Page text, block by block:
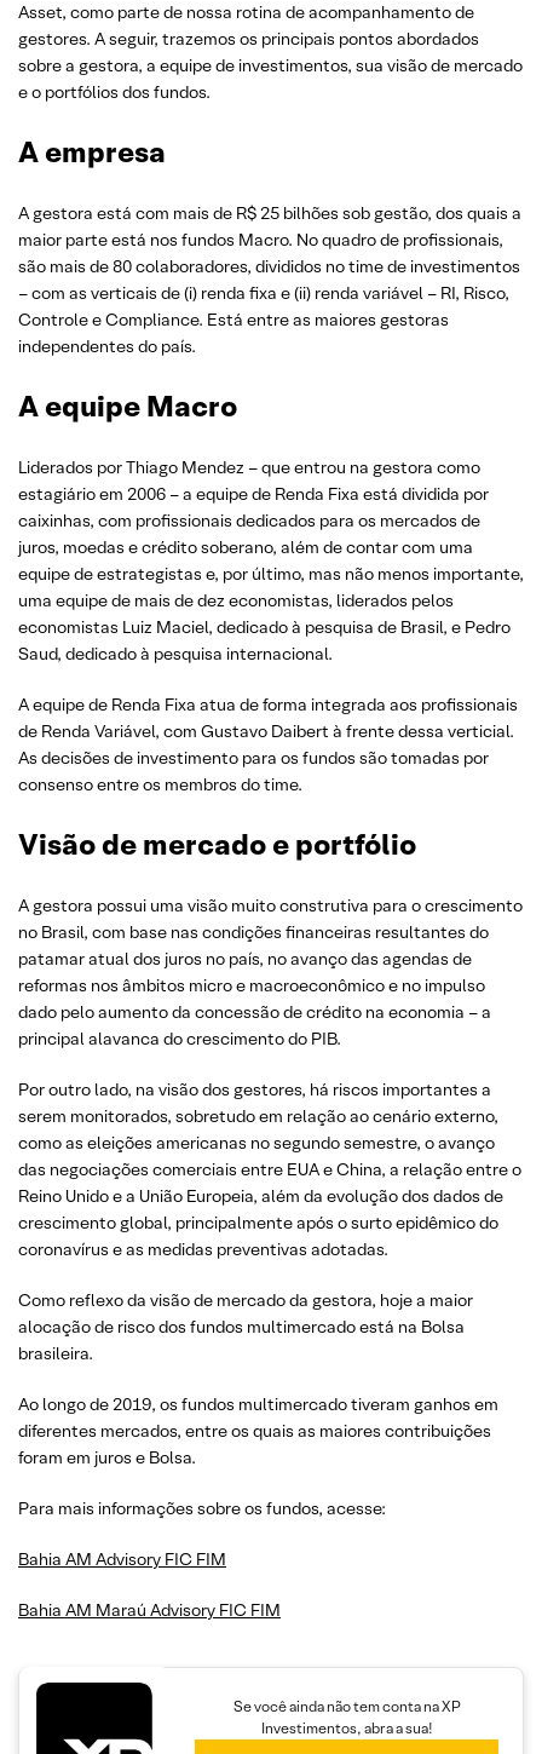
Asset, como parte de nossa rotina de acompanhamento de
gestores. A seguir, trazemos os principais pontos abordados
sobre a gestora, a equipe de investimentos, sua visão de mercado
e o portfólios dos fundos.
A empresa
A gestora está com mais de R$ 25 bilhões sob gestão, dos quais a
maior parte está nos fundos Macro. No quadro de profissionais,
são mais de 80 colaboradores, divididos no time de investimentos
– com as verticais de (i) renda fixa e (ii) renda variável – RI, Risco,
Controle e Compliance. Está entre as maiores gestoras
independentes do país.
A equipe Macro
Liderados por Thiago Mendez – que entrou na gestora como
estagiário em 2006 – a equipe de Renda Fixa está dividida por
caixinhas, com profissionais dedicados para os mercados de
juros, moedas e crédito soberano, além de contar com uma
equipe de estrategistas e, por último, mas não menos importante,
uma equipe de mais de dez economistas, liderados pelos
economistas Luiz Maciel, dedicado à pesquisa de Brasil, e Pedro
Saud, dedicado à pesquisa internacional.
A equipe de Renda Fixa atua de forma integrada aos profissionais
de Renda Variável, com Gustavo Daibert à frente dessa verticial.
As decisões de investimento para os fundos são tomadas por
consenso entre os membros do time.
Visão de mercado e portfólio
A gestora possui uma visão muito construtiva para o crescimento
no Brasil, com base nas condições financeiras resultantes do
patamar atual dos juros no país, no avanço das agendas de
reformas nos âmbitos micro e macroeconômico e no impulso
dado pelo aumento da concessão de crédito na economia – a
principal alavanca do crescimento do PIB.
Por outro lado, na visão dos gestores, há riscos importantes a
serem monitorados, sobretudo em relação ao cenário externo,
como as eleições americanas no segundo semestre, o avanço
das negociações comerciais entre EUA e China, a relação entre o
Reino Unido e a União Europeia, além da evolução dos dados de
crescimento global, principalmente após o surto epidêmico do
coronavírus e as medidas preventivas adotadas.
Como reflexo da visão de mercado da gestora, hoje a maior
alocação de risco dos fundos multimercado está na Bolsa
brasileira.
Ao longo de 2019, os fundos multimercado tiveram ganhos em
diferentes mercados, entre os quais as maiores contribuições
foram em juros e Bolsa.
Para mais informações sobre os fundos, acesse:
Bahia AM Advisory FIC FIM
Bahia AM Maraú Advisory FIC FIM
Se você ainda não tem conta na XP
Investimentos, abra a sua!